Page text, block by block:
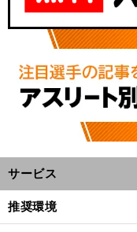
サービス
推奨環境